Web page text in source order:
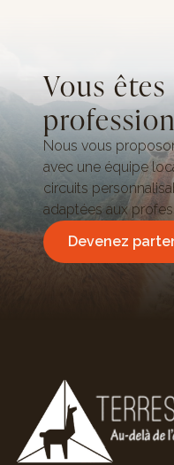
Vous
Nous vous
avec une équipe
circuits
adaptées aux
Devenez